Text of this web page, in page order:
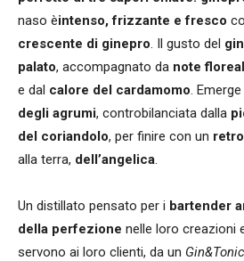
naso èintenso, frizzante e fresco
crescente di ginepro. Il gusto del
palato, accompagnato da note
e dal calore del cardamomo.
degli agrumi, controbilanciata dalla
del coriandolo, per finire con un
alla terra, dell’angelica.
Un distillato pensato per i bartender
della perfezione nelle loro creazioni
servono ai loro clienti, da un Gin&Tonic